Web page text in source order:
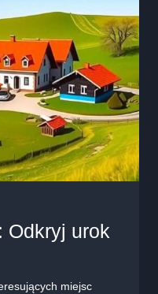
Odkryj urok
miejsc